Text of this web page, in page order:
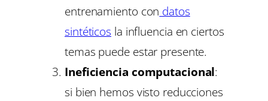
entrenamiento con datos
sintéticos la influencia en ciertos
temas puede estar presente.
Ineficiencia computacional:
si bien hemos visto reducciones